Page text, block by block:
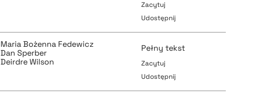
pobierz cytat
Zacytuj
Udostępnij
pobierz cytat
Maria Bożenna Fedewicz
Dan Sperber
Deirdre Wilson
Pełny tekst
Zacytuj
Udostępnij